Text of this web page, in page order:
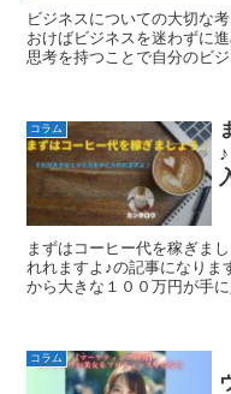
ビジネスについての大切な
おけばビジネスを迷わずに
思考を持つことで自分のビ
コラム
まずはコーヒー代を稼ぎま
れれますよ♪の記事になりま
から大きな１００万円が手に
コラム